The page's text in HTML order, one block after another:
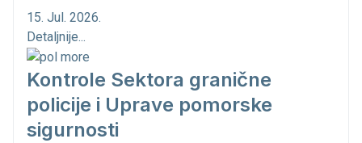
15. Jul. 2026.
Detaljnije...
Kontrole Sektora granične
policije i Uprave pomorske
sigurnosti